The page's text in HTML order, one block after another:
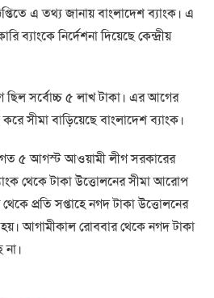
এ তথ্য জানায় বাংলাদেশ ব্যাংক। এ
ব্যাংকে নির্দেশনা দিয়েছে কেন্দ্রীয়
সর্বোচ্চ ৫ লাখ টাকা। এর আগের
সীমা বাড়িয়েছে বাংলাদেশ ব্যাংক।
৫ আগস্ট আওয়ামী লীগ সরকারের
থেকে টাকা উত্তোলনের সীমা আরোপ
প্রতি সপ্তাহে নগদ টাকা উত্তোলনের
আগামীকাল রোববার থেকে নগদ টাকা